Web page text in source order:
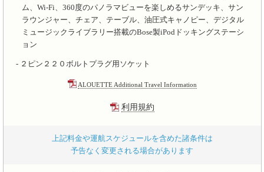
ム、Wi-Fi、360度のパノラマビューを楽しめるサンデッキ、サン
ラウンジャー、チェア、テーブル、油圧式キャノピー、デジタル
ミュージックライブラリー搭載のBose製iPodドッキングステーシ
ョン
２ピン２２０ボルトプラグ用ソケット
ALOUETTE Additional Travel Information
利用規約
上記料金や運航スケジュールを含めた諸条件は
予告なく変更される場合があります